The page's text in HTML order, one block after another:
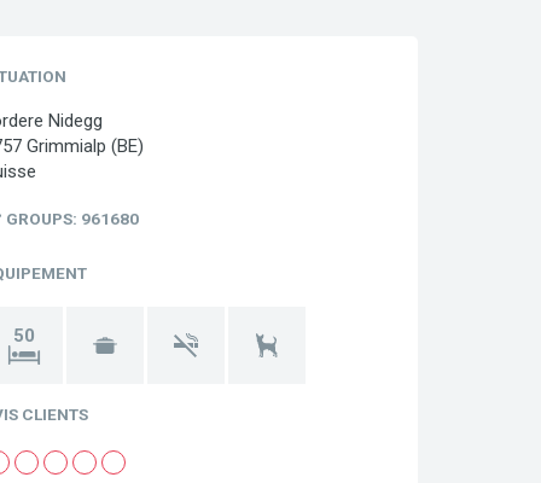
Nidegg
Grimmialp (BE)
GROUPS: 961680
50
CLIENTS